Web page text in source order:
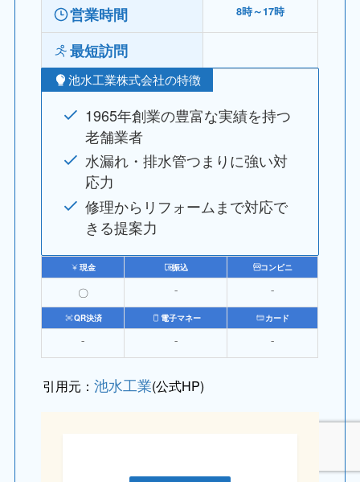
営業時間 8時～17時
最短訪問
池水工業株式会社の特徴
1965年創業の豊富な実績を持つ
老舗業者
水漏れ・排水管つまりに強い対
応力
修理からリフォームまで対応で
きる提案力
現金 振込 コンビニ
〇 ⁻ ⁻
QR決済 電子マネー カード
⁻ ⁻ ⁻
引用元：池水工業(公式HP)